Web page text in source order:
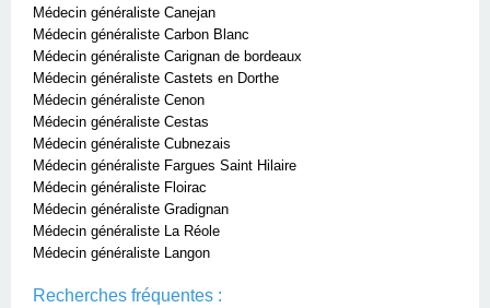
Médecin généraliste Canejan
Médecin généraliste Carbon Blanc
Médecin généraliste Carignan de bordeaux
Médecin généraliste Castets en Dorthe
Médecin généraliste Cenon
Médecin généraliste Cestas
Médecin généraliste Cubnezais
Médecin généraliste Fargues Saint Hilaire
Médecin généraliste Floirac
Médecin généraliste Gradignan
Médecin généraliste La Réole
Médecin généraliste Langon
Recherches fréquentes :